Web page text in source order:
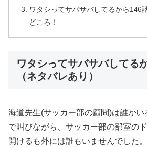
ワタシってサバサバしてるから146
どころ！
ワタシってサバサバしてる
（ネタバレあり）
海道先生(サッカー部の顧問)は誰か
で叫びながら、サッカー部の部室の
開けるも外には誰もいませんでした。